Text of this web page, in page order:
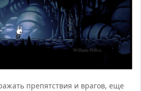
препятствия и врагов, еще